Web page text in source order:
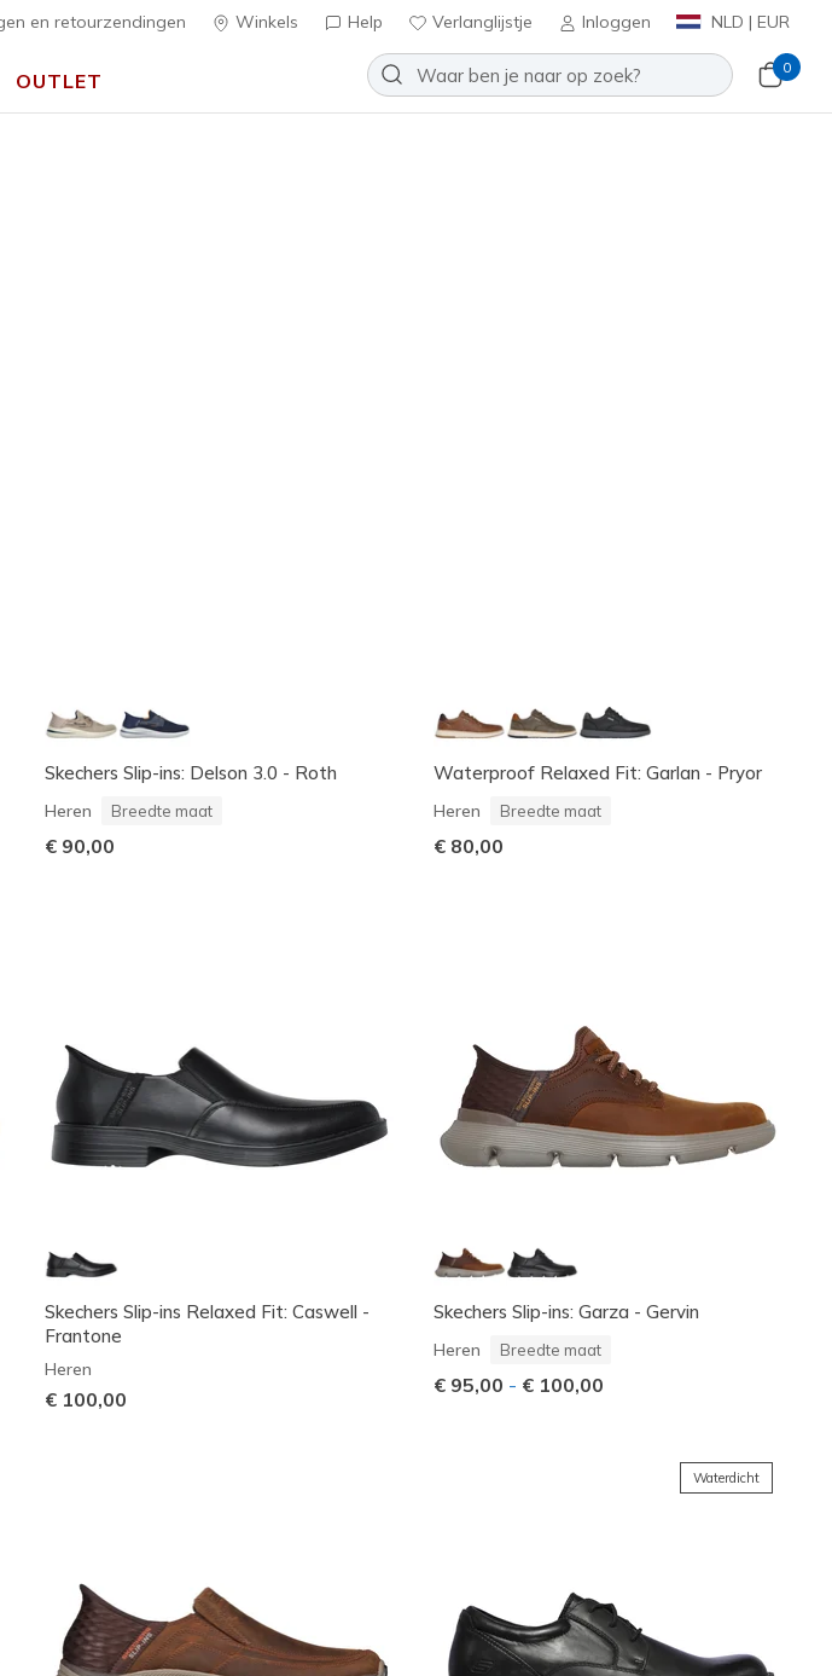
en retourzendingen Winkels Help Verlanglijstje Inloggen NLD | EUR
OUTLET
0
Skechers Slip-ins: Delson 3.0 - Roth
Heren Breedte maat
€ 90,00
Waterproof Relaxed Fit: Garlan - Pryor
Heren Breedte maat
€ 80,00
Skechers Slip-ins Relaxed Fit: Caswell -
Frantone
Heren
€ 100,00
Skechers Slip-ins: Garza - Gervin
Heren Breedte maat
€ 95,00 - € 100,00
Waterdicht